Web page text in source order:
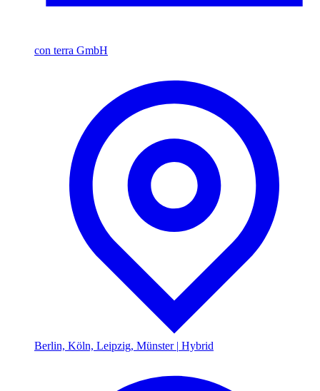
con terra GmbH
Berlin, Köln, Leipzig, Münster | Hybrid